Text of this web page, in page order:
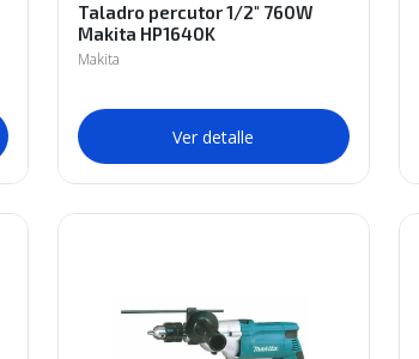
Taladro percutor 1/2" 760W
Makita HP1640K
Makita
Ver detalle